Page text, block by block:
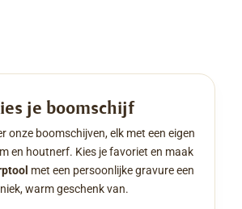
je boomschijf
onze boomschijven, elk met een eigen
en houtnerf. Kies je favoriet en maak
met een persoonlijke gravure een
warm geschenk van.